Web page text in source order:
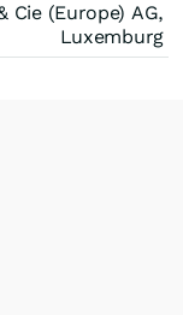
Cie (Europe) AG,
Luxemburg